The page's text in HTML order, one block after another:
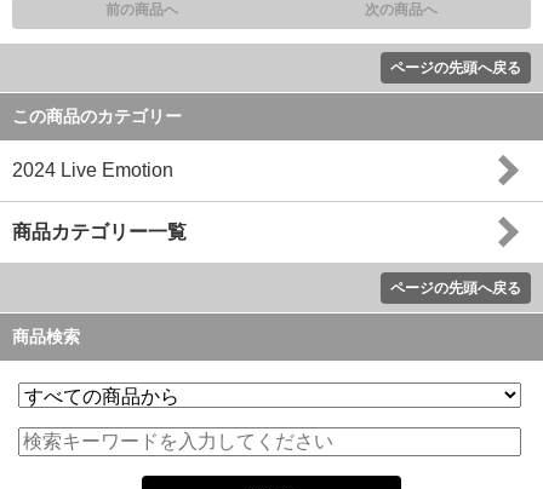
前の商品へ 次の商品へ
ページの先頭へ戻る
この商品のカテゴリー
2024 Live Emotion
商品カテゴリー一覧
ページの先頭へ戻る
商品検索